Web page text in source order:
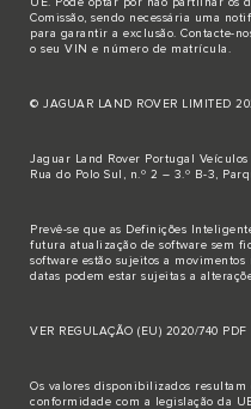
Comissão, sendo necessária uma
para garantir a exclusão. Contacte-
o seu VIN e número de matrícula.
© JAGUAR LAND ROVER LIMITED
Jaguar Land Rover Portugal
Rua do Polo Sul, n.º 2 – 3.º B-3,
Prevê-se que as Definições
futura atualização de software sem
software estão sujeitos a
datas podem estar sujeitas a
VER REGULAÇÃO (EU) 2020/740 PDF
Os valores disponibilizados
conformidade com a legislação da